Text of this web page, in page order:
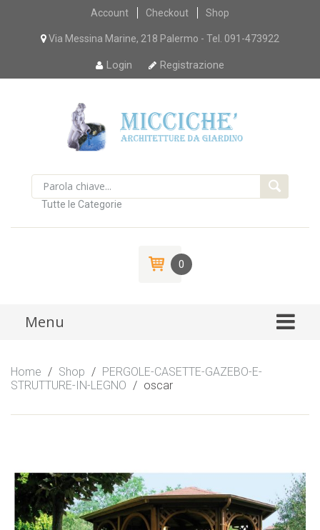
Skip
content
Account Checkout Shop
Via Messina Marine, 218 Palermo - Tel. 091-473922
Login Registrazione
Tutte le Categorie
0
Menu
Home / Shop / PERGOLE-CASETTE-GAZEBO-E-
STRUTTURE-IN-LEGNO / oscar